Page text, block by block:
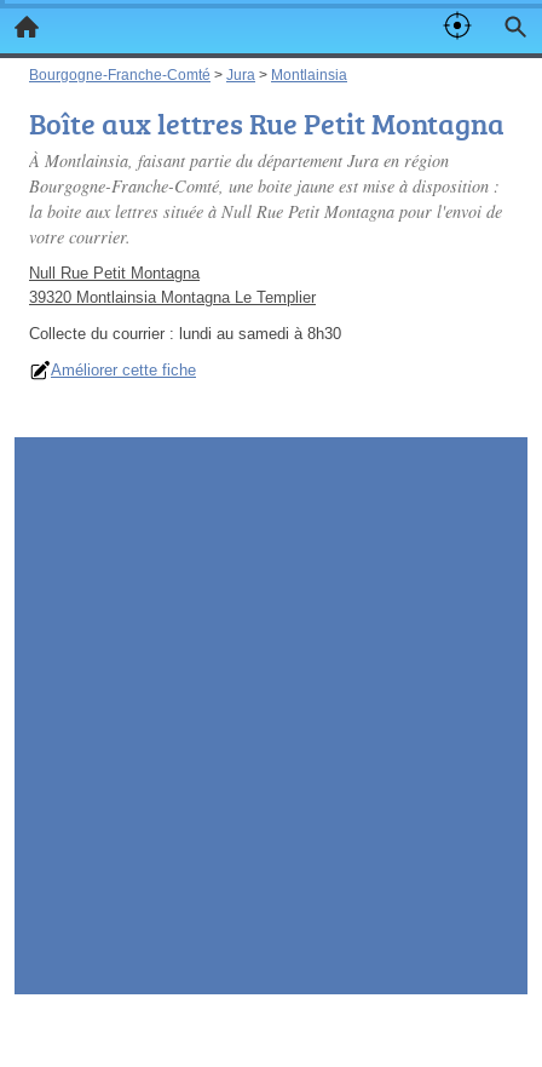
Bourgogne-Franche-Comté > Jura > Montlainsia
Boîte aux lettres Rue Petit Montagna
À Montlainsia, faisant partie du département Jura en région
Bourgogne-Franche-Comté, une boite jaune est mise à disposition :
la boite aux lettres située à Null Rue Petit Montagna pour l'envoi de
votre courrier.
Null Rue Petit Montagna
39320 Montlainsia Montagna Le Templier
Collecte du courrier : lundi au samedi à 8h30
Améliorer cette fiche